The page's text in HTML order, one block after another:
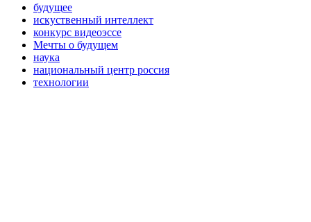
будущее
искуственный интеллект
конкурс видеоэссе
Мечты о будущем
наука
национальный центр россия
технологии